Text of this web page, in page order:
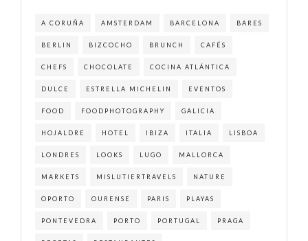
A CORUÑA AMSTERDAM BARCELONA BARES
BERLIN BIZCOCHO BRUNCH CAFÉS
CHEFS CHOCOLATE COCINA ATLÁNTICA
DULCE ESTRELLA MICHELIN EVENTOS
FOOD FOODPHOTOGRAPHY GALICIA
HOJALDRE HOTEL IBIZA ITALIA LISBOA
LONDRES LOOKS LUGO MALLORCA
MARKETS MISLUTIERTRAVELS NATURE
OPORTO OURENSE PARIS PLAYAS
PONTEVEDRA PORTO PORTUGAL PRAGA